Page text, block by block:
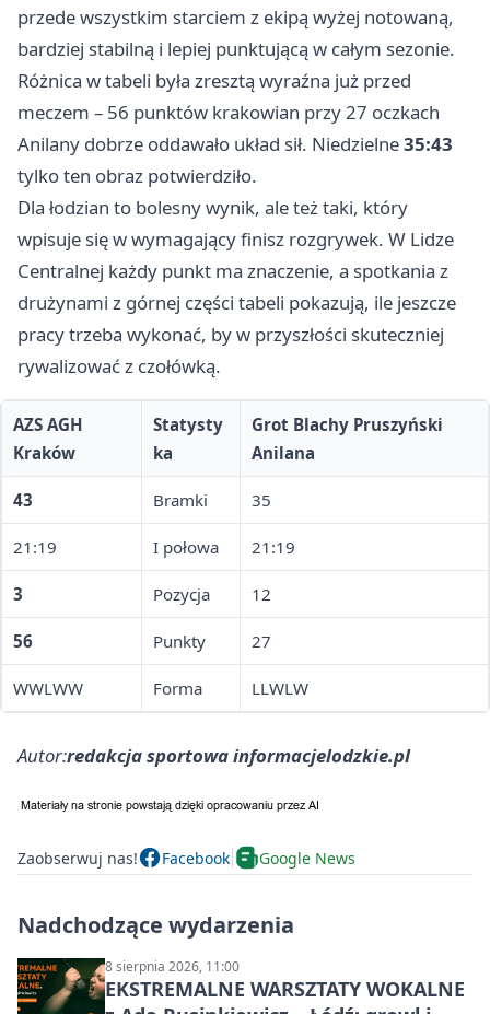
przede wszystkim starciem z ekipą wyżej notowaną,
bardziej stabilną i lepiej punktującą w całym sezonie.
Różnica w tabeli była zresztą wyraźna już przed
meczem – 56 punktów krakowian przy 27 oczkach
Anilany dobrze oddawało układ sił. Niedzielne35:43
tylko ten obraz potwierdziło.
Dla łodzian to bolesny wynik, ale też taki, który
wpisuje się w wymagający finisz rozgrywek. W Lidze
Centralnej każdy punkt ma znaczenie, a spotkania z
drużynami z górnej części tabeli pokazują, ile jeszcze
pracy trzeba wykonać, by w przyszłości skuteczniej
rywalizować z czołówką.
AZS AGH
Kraków
Statysty
ka
Grot Blachy Pruszyński
Anilana
43 Bramki 35
21:19 I połowa 21:19
3 Pozycja 12
56 Punkty 27
WWLWW Forma LLWLW
Autor:redakcja sportowa informacjelodzkie.pl
Zaobserwuj nas! Facebook Google News
Nadchodzące wydarzenia
8 sierpnia 2026, 11:00
EKSTREMALNE WARSZTATY WOKALNE